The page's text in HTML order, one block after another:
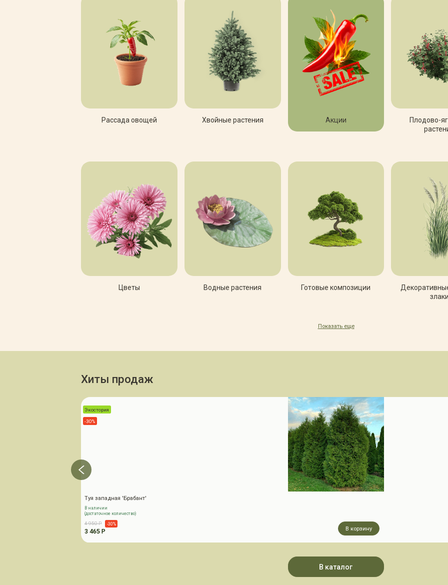
Полезные советы
Возврат и замена
Рассада овощей Хвойные растения Акции
Плодово-
Цветы Водные растения Готовые композиции
злаки
Показать еще
Хиты продаж
Экостория
-30%
Туя западная 'Брабант'
В наличии
(достаточное количество)
4 950 Р -30%
3 465 Р В корзину
В каталог